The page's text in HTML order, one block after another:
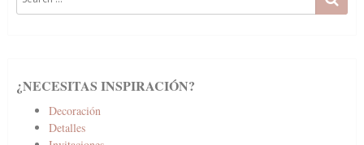
for:
¿NECESITAS INSPIRACIÓN?
Decoración
Detalles